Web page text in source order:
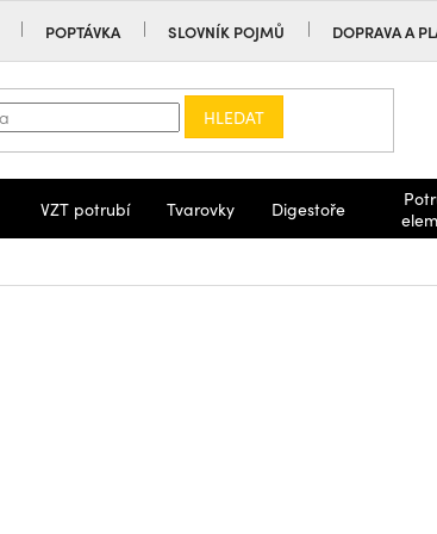
POPTÁVKA SLOVNÍK POJMŮ DOPRAVA A
HLEDAT
VZT potrubí Tvarovky Digestoře